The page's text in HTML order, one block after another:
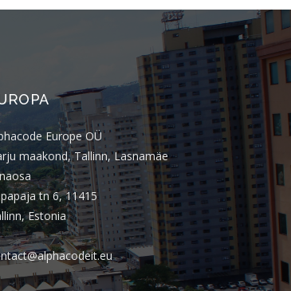
tornou um ativo estratégico para
redes de restaurantes?
Quem criou o novo site da Taco Bell
Brasil? Descubra como o projeto foi
desenvolvido
Quem criou o aplicativo AJFans da
Almeida Junior?
O que é conta escrow e como ela
reduz riscos em operações digitais?
PSTI: Por que essa escolha define a
estabilidade da sua operação
financeira
Área restrita
Seja um parceiro
Trabalhe conosco
Europe OÜ
maakond, Tallinn, Lasnamäe
tn 6, 11415
Estonia